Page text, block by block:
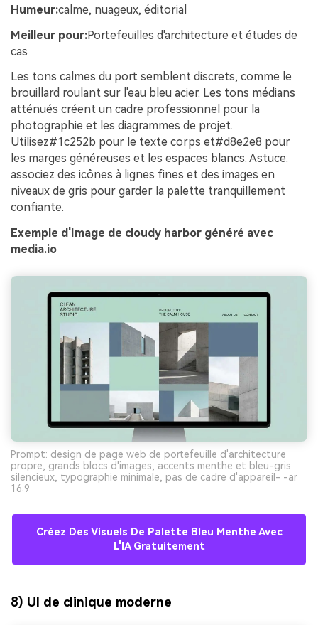
Humeur:calme, nuageux, éditorial
Meilleur pour:Portefeuilles d'architecture et études de
cas
Les tons calmes du port semblent discrets, comme le
brouillard roulant sur l'eau bleu acier. Les tons médians
atténués créent un cadre professionnel pour la
photographie et les diagrammes de projet.
Utilisez#1c252b pour le texte corps et#d8e2e8 pour
les marges généreuses et les espaces blancs. Astuce:
associez des icônes à lignes fines et des images en
niveaux de gris pour garder la palette tranquillement
confiante.
Exemple d'Image de cloudy harbor généré avec
media.io
Prompt: design de page web de portefeuille d'architecture
propre, grands blocs d'images, accents menthe et bleu-gris
silencieux, typographie minimale, pas de cadre d'appareil- -ar
16:9
Créez Des Visuels De Palette Bleu Menthe Avec
L'IA Gratuitement
8) UI de clinique moderne